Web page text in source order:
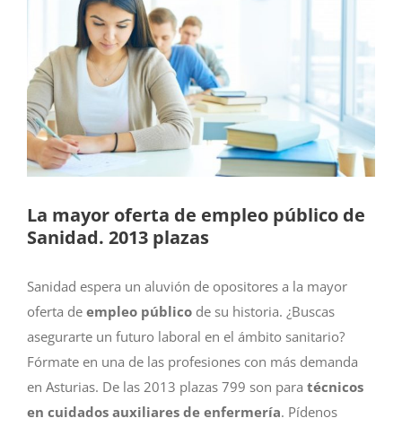
La mayor oferta de empleo público de
Sanidad. 2013 plazas
Sanidad espera un aluvión de opositores a la mayor
oferta de empleo público de su historia. ¿Buscas
asegurarte un futuro laboral en el ámbito sanitario?
Fórmate en una de las profesiones con más demanda
en Asturias. De las 2013 plazas 799 son para técnicos
en cuidados auxiliares de enfermería. Pídenos